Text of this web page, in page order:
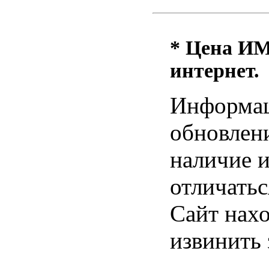
* Цена ИМ
интернет.
наличие
Сайт